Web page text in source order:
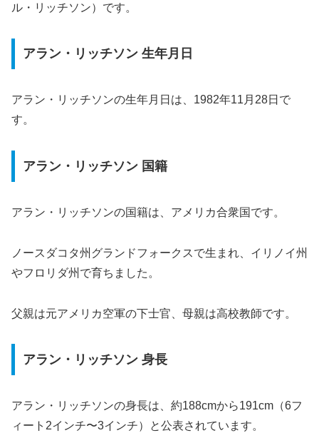
ル・リッチソン）です。
アラン・リッチソン 生年月日
アラン・リッチソンの生年月日は、1982年11月28日で
す。
アラン・リッチソン 国籍
アラン・リッチソンの国籍は、アメリカ合衆国です。
ノースダコタ州グランドフォークスで生まれ、イリノイ州
やフロリダ州で育ちました。
父親は元アメリカ空軍の下士官、母親は高校教師です。
アラン・リッチソン 身長
アラン・リッチソンの身長は、約188cmから191cm（6フ
ィート2インチ〜3インチ）と公表されています。